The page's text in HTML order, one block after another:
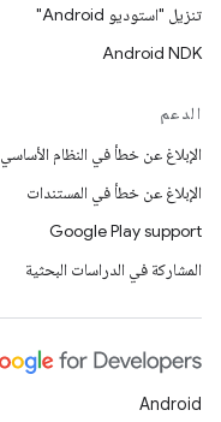
تنزيل "استوديو Android"
Android NDK
الدعم
الإبلاغ عن خطأ في النظام الأساسي
الإبلاغ عن خطأ في المستندات
Google Play support
المشاركة في الدراسات البحثية
Android